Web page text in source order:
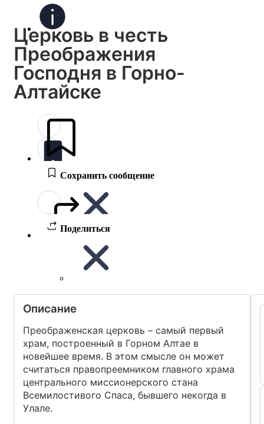
Церковь в честь
Преображения
Господня в Горно-
Алтайске
Сохранить сообщение
Поделиться
Описание
Преображенская церковь – самый первый
храм, построенный в Горном Алтае в
новейшее время. В этом смысле он может
считаться правопреемником главного храма
центрального миссионерского стана
Всемилостивого Спаса, бывшего некогда в
Улале.